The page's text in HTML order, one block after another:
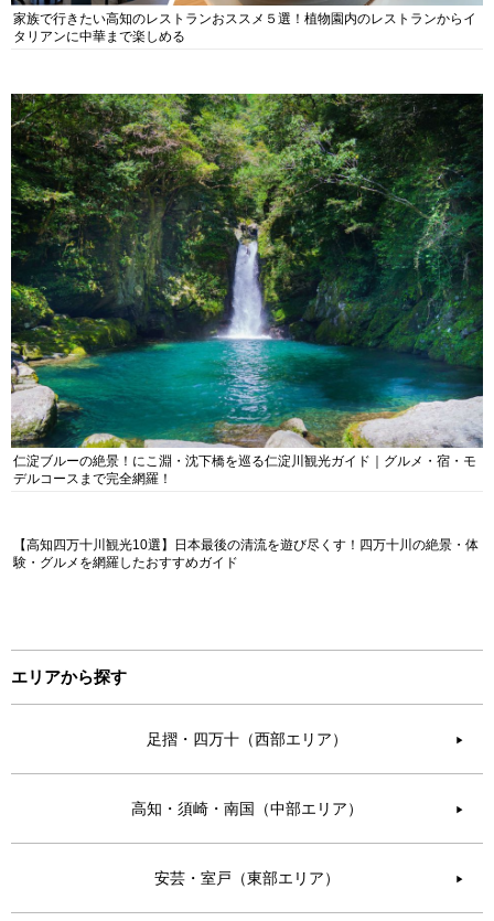
家族で行きたい高知のレストランおススメ５選！植物園内のレストランからイ
タリアンに中華まで楽しめる
仁淀ブルーの絶景！にこ淵・沈下橋を巡る仁淀川観光ガイド｜グルメ・宿・モ
デルコースまで完全網羅！
【高知四万十川観光10選】日本最後の清流を遊び尽くす！四万十川の絶景・体
験・グルメを網羅したおすすめガイド
エリアから探す
足摺・四万十（西部エリア） ▶︎
高知・須崎・南国（中部エリア） ▶︎
安芸・室戸（東部エリア） ▶︎